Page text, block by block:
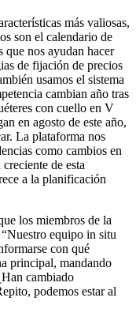
más valiosas,
son el calendario de
nos ayudan hacer
de fijación de precios
usamos el sistema
cambian año tras
con cuello en V
en agosto de este año,
La plataforma nos
como cambios en
de esta
a la planificación
los miembros de la
equipo in situ
con qué
principal, mandando
cambiado
podemos estar al